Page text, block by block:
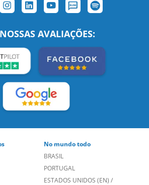
AVALIAÇÕES:
No mundo todo
BRASIL
PORTUGAL
ESTADOS UNIDOS (EN) /